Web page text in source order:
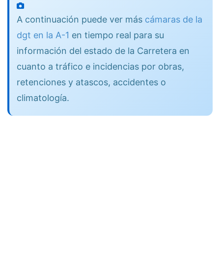
A continuación puede ver más cámaras de la
dgt en la A-1 en tiempo real para su
información del estado de la Carretera en
cuanto a tráfico e incidencias por obras,
retenciones y atascos, accidentes o
climatología.